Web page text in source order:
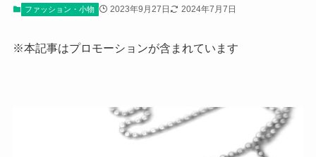
ファッション・小物 2023年9月27日 2024年7月7日
※本記事はプロモーションが含まれています